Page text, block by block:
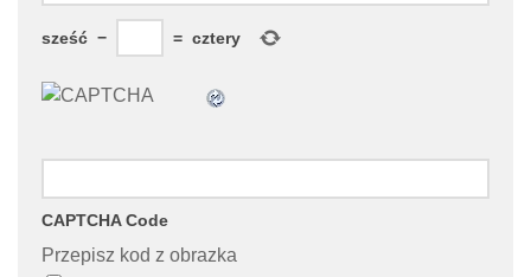
sześć − = cztery
CAPTCHA Code
Przepisz kod z obrazka